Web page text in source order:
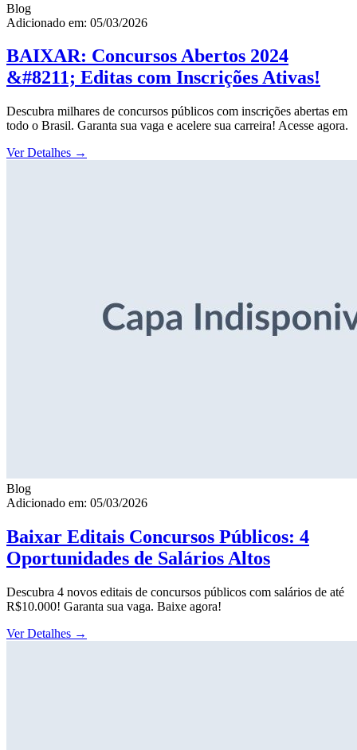
Blog
Adicionado em: 05/03/2026
BAIXAR: Concursos Abertos 2024
&#8211; Editas com Inscrições Ativas!
Descubra milhares de concursos públicos com inscrições abertas em
todo o Brasil. Garanta sua vaga e acelere sua carreira! Acesse agora.
Ver Detalhes →
Blog
Adicionado em: 05/03/2026
Baixar Editais Concursos Públicos: 4
Oportunidades de Salários Altos
Descubra 4 novos editais de concursos públicos com salários de até
R$10.000! Garanta sua vaga. Baixe agora!
Ver Detalhes →